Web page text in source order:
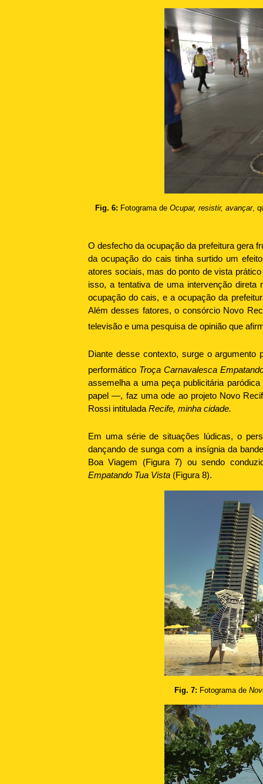
Fig. 6: Fotograma de Ocupar, resistir, avançar,
O desfecho da ocupação da prefeitura gera
da ocupação do cais tinha surtido um
atores sociais, mas do ponto de vista
isso, a tentativa de uma intervenção
ocupação do cais, e a ocupação da
Além desses fatores, o consórcio Novo
televisão e uma pesquisa de opinião que
Diante desse contexto, surge o argumento
performático Troça Carnavalesca
assemelha a uma peça publicitária
papel —, faz uma ode ao projeto Novo
Rossi intitulada Recife, minha cidade.
Em uma série de situações lúdicas, o
dançando de sunga com a insígnia da
Boa Viagem (Figura 7) ou sendo
Empatando Tua Vista (Figura 8).
Fig. 7: Fotograma de